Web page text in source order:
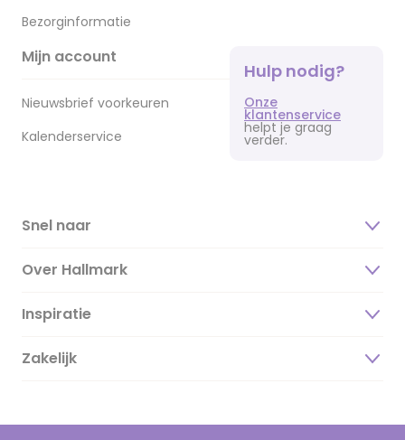
Bezorginformatie
Mijn account
Nieuwsbrief voorkeuren
Kalenderservice
Hulp nodig?
Onze
klantenservice
helpt je graag
verder.
Snel naar
Over Hallmark
Over ons
Duurzaamheid
Inspiratie
Magazine
Cadeau inspiratie
Zakelijk